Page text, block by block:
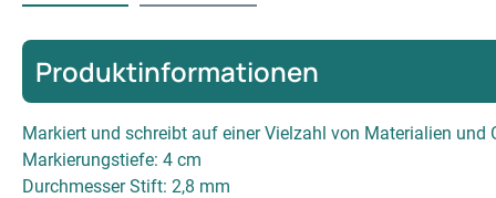
Produktinformationen
Markiert und schreibt auf einer Vielzahl von Materialien und
Markierungstiefe: 4 cm
Durchmesser Stift: 2,8 mm